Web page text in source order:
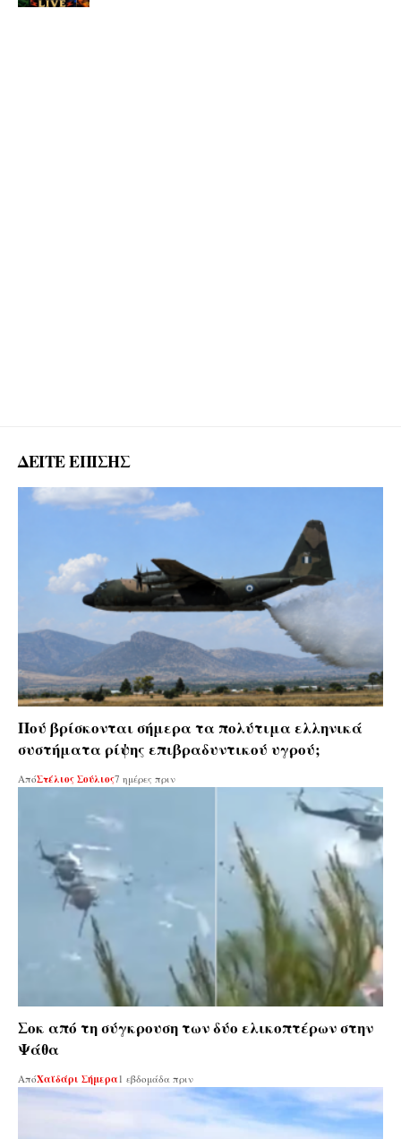
ΔΕΙΤΕ ΕΠΙΣΗΣ
Πού βρίσκονται σήμερα τα πολύτιμα ελληνικά
συστήματα ρίψης επιβραδυντικού υγρού;
ΑπόΣτέλιος Σούλιος7 ημέρες πριν
Σοκ από τη σύγκρουση των δύο ελικοπτέρων στην
Ψάθα
ΑπόΧαϊδάρι Σήμερα 1 εβδομάδα πριν